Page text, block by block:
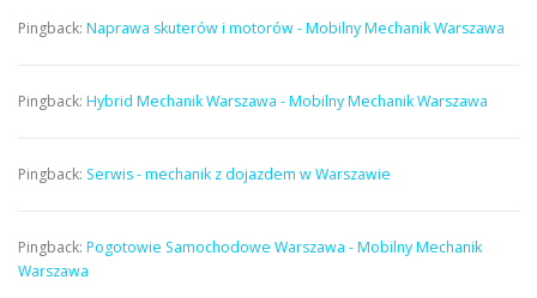
Pingback: Naprawa skuterów i motorów - Mobilny Mechanik Warszawa
Pingback: Hybrid Mechanik Warszawa - Mobilny Mechanik Warszawa
Pingback: Serwis - mechanik z dojazdem w Warszawie
Pingback: Pogotowie Samochodowe Warszawa - Mobilny Mechanik
Warszawa